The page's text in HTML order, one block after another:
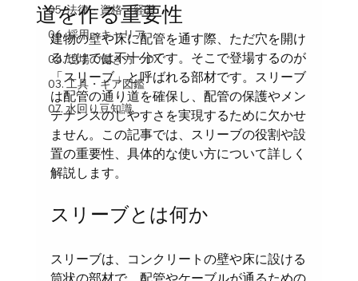
05. 法律・資格・経営
06. 採用・キャリア
04. 現場の働き方・DX
03. 工具・ギア図鑑
07. 水回り豆知識
道を作る重要性
建物の壁や床に配管を通す際、ただ穴を開け
るだけでは不十分です。そこで登場するのが
「スリーブ」と呼ばれる部材です。スリーブ
は配管の通り道を確保し、配管の保護やメン
テナンスのしやすさを実現するために欠かせ
ません。この記事では、スリーブの役割や設
置の重要性、具体的な使い方について詳しく
解説します。
スリーブとは何か
スリーブは、コンクリートの壁や床に設ける